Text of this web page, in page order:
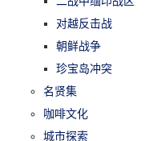
对越反击战
朝鲜战争
珍宝岛冲突
名贤集
咖啡文化
城市探索